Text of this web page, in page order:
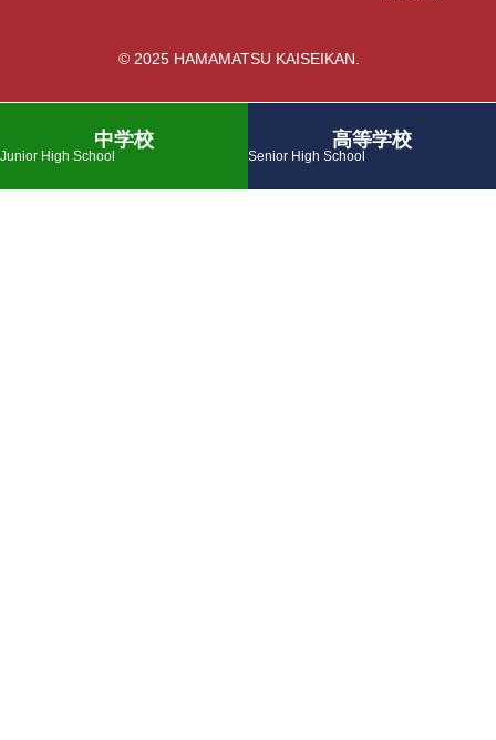
© 2025 HAMAMATSU KAISEIKAN.
中学校
Junior High School
高等学校
Senior High School